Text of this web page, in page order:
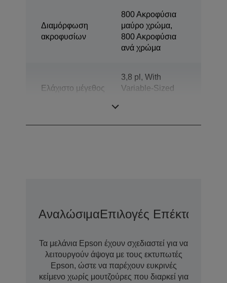
Διαμόρφωση
ακροφυσίων
800 Ακροφύσια
μαύρο χρώμα,
800 Ακροφύσια
ανά χρώμα
Ελάχιστο μέγεθος
3,8 pl, With
Variable-Sized
ΑναλώσιμαΕπιλογές Επέκτασης
Τα μελάνια Epson έχουν σχεδιαστεί για να
λειτουργούν άψογα με τους εκτυπωτές
Epson, ώστε να παρέχουν ευκρινές
κείμενο χωρίς μουτζούρες που διαρκεί για